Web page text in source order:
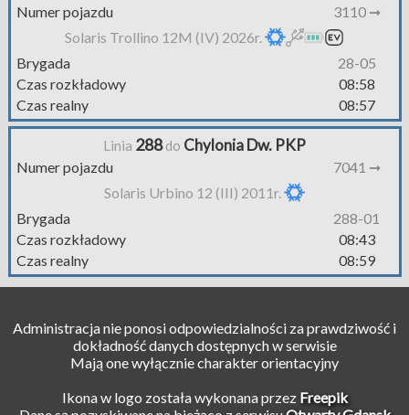
Numer pojazdu
3110 ➞
Solaris Trollino 12M (IV) 2026r.
Brygada
28-05
Czas rozkładowy
08:58
Czas realny
08:57
Linia 288do Chylonia Dw. PKP
Numer pojazdu
7041 ➞
Solaris Urbino 12 (III) 2011r.
Brygada
288-01
Czas rozkładowy
08:43
Czas realny
08:59
Administracja nie ponosi odpowiedzialności za prawdziwość i
dokładność danych dostępnych w serwisie
Mają one wyłącznie charakter orientacyjny
Ikona w logo została wykonana przez Freepik